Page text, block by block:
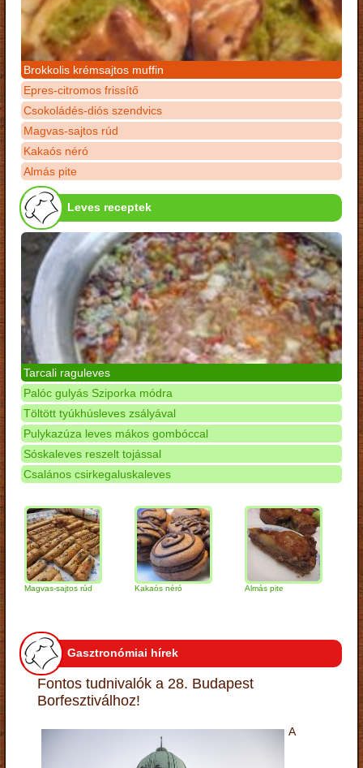
Brokkolis krémsajtos muffin
Epres-citromos frissítő
Csokoládés-diós szendvics
Magvas-sajtos rúd
Kakaós néró
Almás pite
Leves receptek
Tarcali raguleves
Palóc gulyás Sziporka módra
Töltött tyúkhúsleves zsályával
Pulykazúza leves mákos gombóccal
Sóskaleves reszelt tojással
Csalános csirkegaluskaleves
Magvas-sajtos rúd Kakaós néró Almás pite
Gasztronómiai hírek
Fontos tudnivalók a 28. Budapest
Borfesztiválhoz!
A